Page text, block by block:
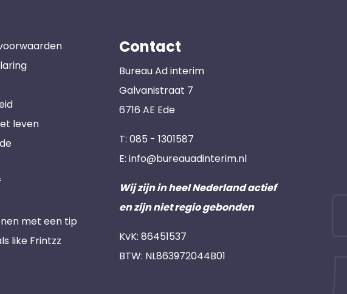
leven
met een tip
like Frintzz
Contact
Bureau Ad interim
Galvanistraat 7
6716 AE Ede
T: 085 - 1301587
E: info@bureauadinterim.nl
Wij zijn in heel Nederland actief
en zijn niet regio gebonden
KvK: 86451537
BTW: NL863972044B01